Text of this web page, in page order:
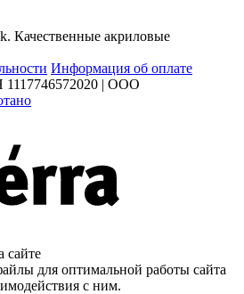
Качественные акриловые
Информация об оплате
| ООО
сайте
для оптимальной работы сайта
с ним.